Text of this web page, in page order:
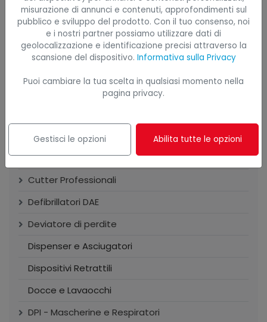
Assorbenti per Sversamenti Industriali e Chimici
Calzature Antinfortunistiche
Carrelli Professionali
Cestini e Pattumiere
Contenimento
Contenitori di Sicurezza
Cutter Professionali
Defibrillatori DAE
Deviatore di perdite
Dispenser e Asciugatori
Dispositivi Retrattili
Docce e Lavaocchi
DPI - Mascherine e Respiratori
misurazione di annunci e contenuti, approfondimenti sul
pubblico e sviluppo del prodotto. Con il tuo consenso, noi
e i nostri partner possiamo utilizzare dati di
geolocalizzazione e identificazione precisi attraverso la
scansione del dispositivo. Informativa sulla Privacy
Puoi cambiare la tua scelta in qualsiasi momento nella
pagina privacy.
Gestisci le opzioni Abilita tutte le opzioni